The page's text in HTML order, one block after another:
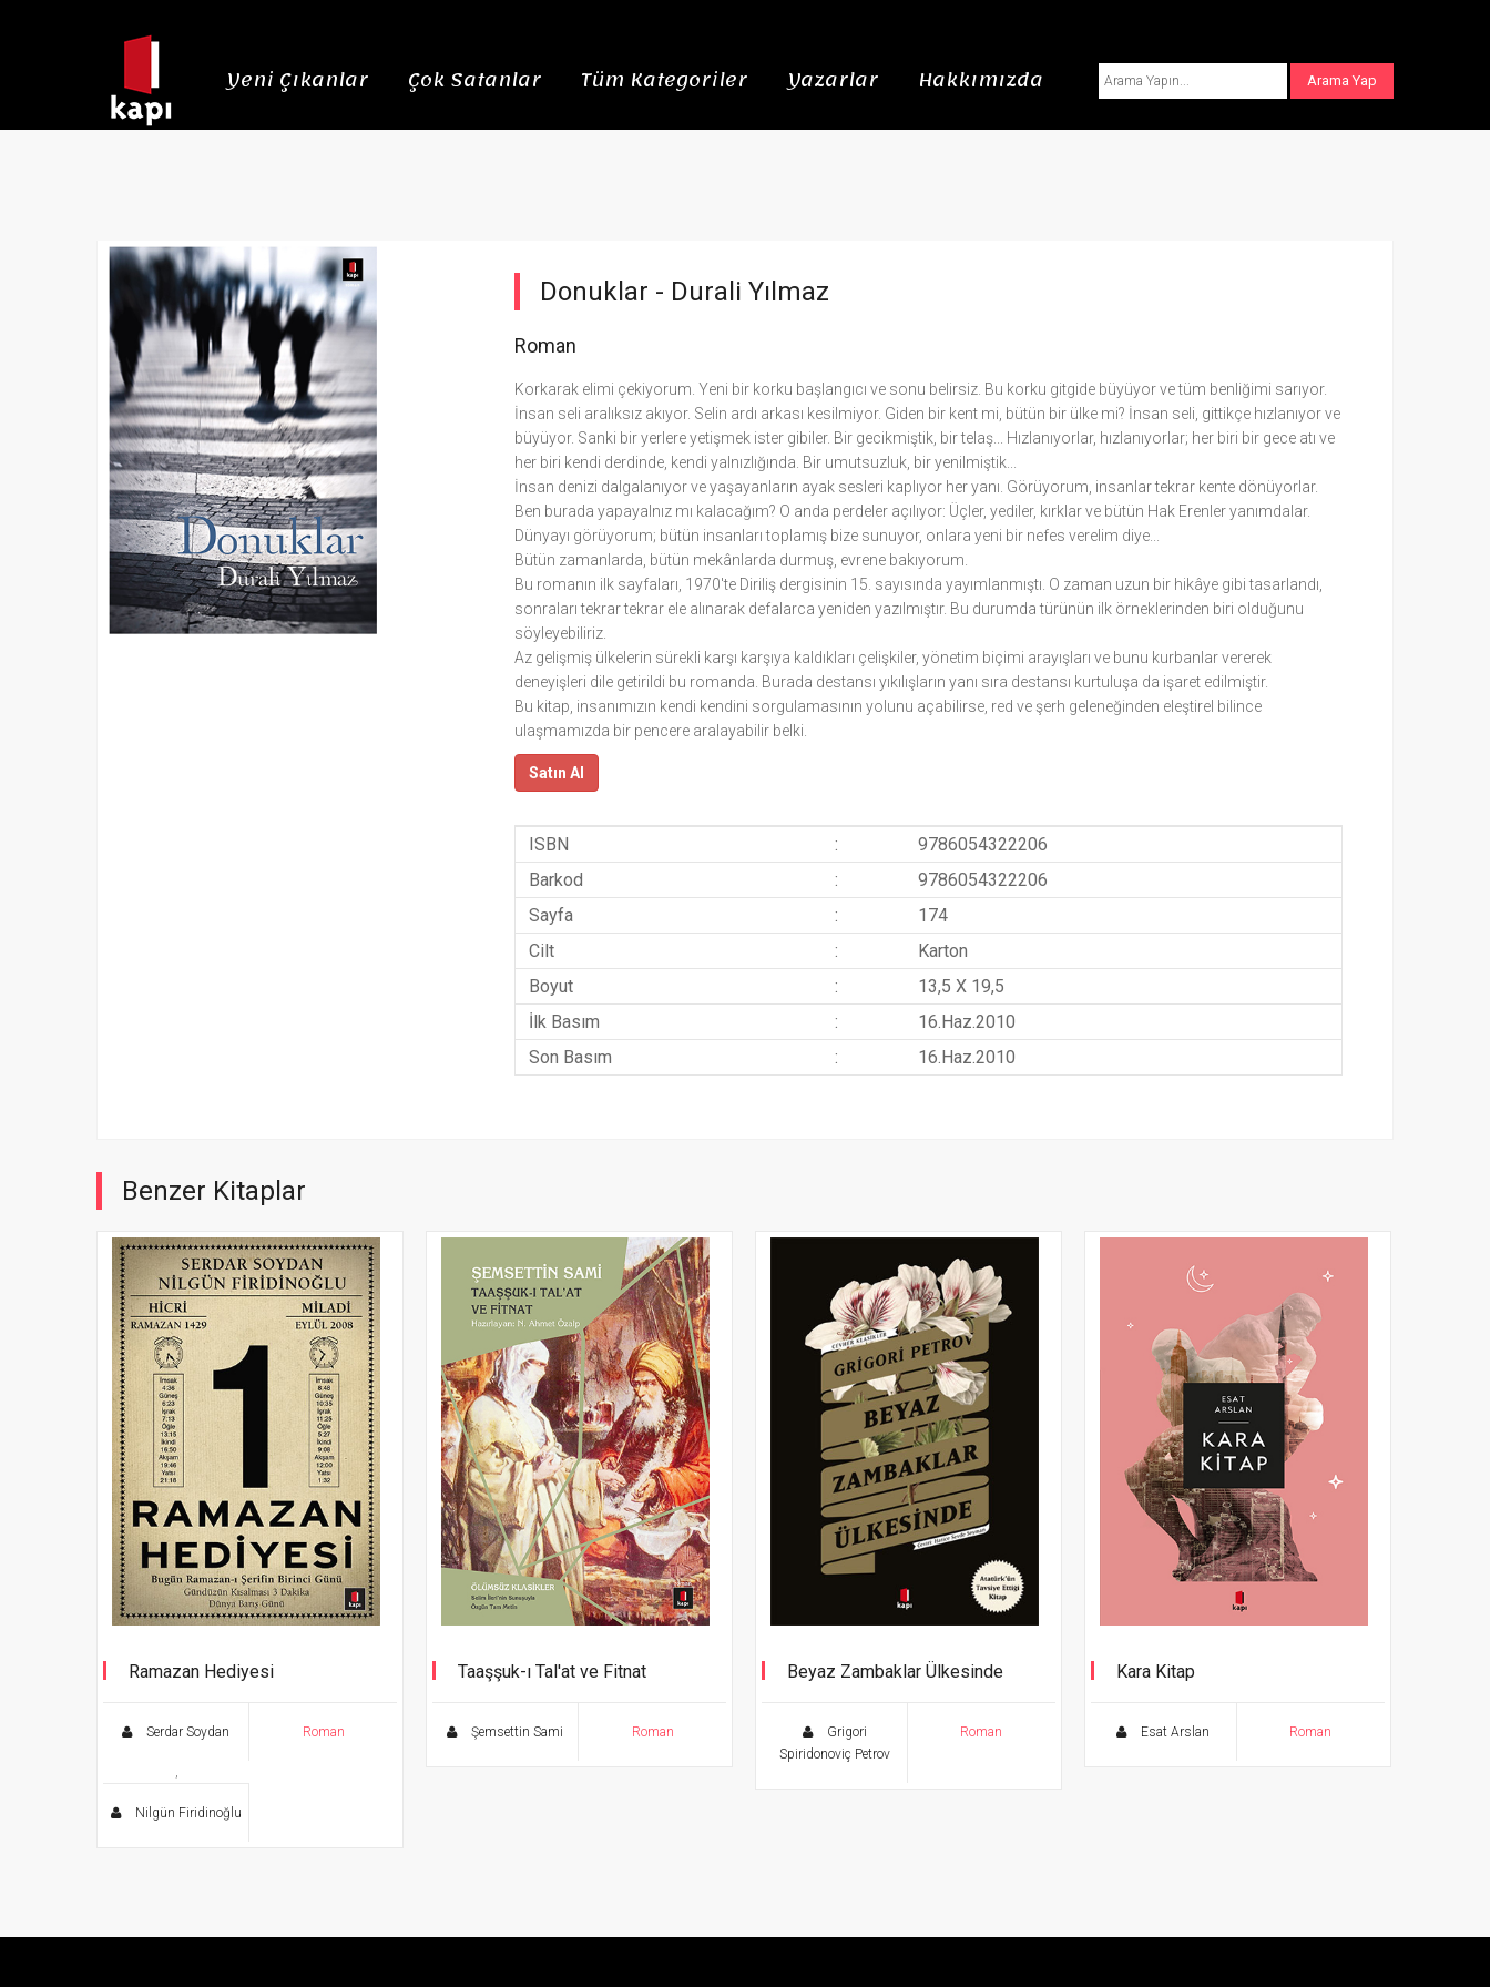
Yeni Çıkanlar Çok Satanlar Tüm Kategoriler Yazarlar Hakkımızda
Donuklar - Durali Yılmaz
Roman
Korkarak elimi çekiyorum. Yeni bir korku başlangıcı ve sonu belirsiz. Bu korku gitgide büyüyor ve tüm benliğimi sarıyor.
İnsan seli aralıksız akıyor. Selin ardı arkası kesilmiyor. Giden bir kent mi, bütün bir ülke mi? İnsan seli, gittikçe hızlanıyor ve
büyüyor. Sanki bir yerlere yetişmek ister gibiler. Bir gecikmiştik, bir telaş... Hızlanıyorlar, hızlanıyorlar; her biri bir gece atı ve
her biri kendi derdinde, kendi yalnızlığında. Bir umutsuzluk, bir yenilmiştik...
İnsan denizi dalgalanıyor ve yaşayanların ayak sesleri kaplıyor her yanı. Görüyorum, insanlar tekrar kente dönüyorlar.
Ben burada yapayalnız mı kalacağım? O anda perdeler açılıyor: Üçler, yediler, kırklar ve bütün Hak Erenler yanımdalar.
Dünyayı görüyorum; bütün insanları toplamış bize sunuyor, onlara yeni bir nefes verelim diye...
Bütün zamanlarda, bütün mekânlarda durmuş, evrene bakıyorum.
Bu romanın ilk sayfaları, 1970'te Diriliş dergisinin 15. sayısında yayımlanmıştı. O zaman uzun bir hikâye gibi tasarlandı,
sonraları tekrar tekrar ele alınarak defalarca yeniden yazılmıştır. Bu durumda türünün ilk örneklerinden biri olduğunu
söyleyebiliriz.
Az gelişmiş ülkelerin sürekli karşı karşıya kaldıkları çelişkiler, yönetim biçimi arayışları ve bunu kurbanlar vererek
deneyişleri dile getirildi bu romanda. Burada destansı yıkılışların yanı sıra destansı kurtuluşa da işaret edilmiştir.
Bu kitap, insanımızın kendi kendini sorgulamasının yolunu açabilirse, red ve şerh geleneğinden eleştirel bilince
ulaşmamızda bir pencere aralayabilir belki.
Satın Al
ISBN :
9786054322206
Barkod
:
9786054322206
Sayfa
:
174
Cilt
:
Karton
Boyut
:
13,5 X 19,5
İlk Basım
:
16.Haz.2010
Son Basım
: 16.Haz.2010
Benzer Kitaplar
Ramazan Hediyesi
Serdar Soydan
,
Nilgün Firidinoğlu
Roman
Taaşşuk-ı Tal'at ve Fitnat
Şemsettin Sami Roman
Beyaz Zambaklar Ülkesinde
Grigori
Spiridonoviç Petrov
Roman
Kara Kitap
Esat Arslan Roman